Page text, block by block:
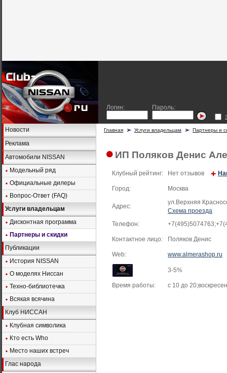
Логин: Пароль:
Новости
Реклама
Автомобили NISSAN
Модельный ряд
Официальные дилеры
Вопрос-Ответ (FAQ)
Услуги владельцам
Дисконтная программа
Партнеры и скидки
Публикации
История NISSAN
О моделях Ниссан
Техно-библиотечка
Всякая всячина
Клуб НИССАН
Клубная символика
Кто есть Who
Место наших встреч
Глас народа
Главная Услуги владельцам Партнеры и
ИП Поляков Денис
Клубный рейтинг: Нет отзывов
Город: Москва
Адрес:
ул.Верхняя
Схема проезда
Телефон:
Контактное лицо: Поляков Денис
Web: www.almerashop.ru
3-5%
Время работы: с 10 до